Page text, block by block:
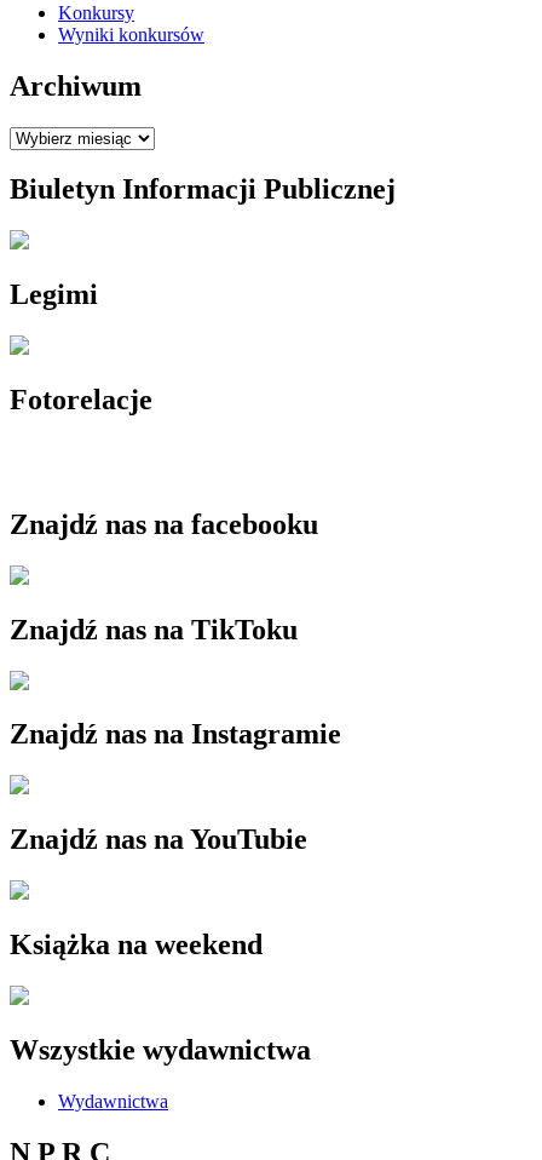
Konkursy
Wyniki konkursów
Archiwum
Archiwum
Biuletyn Informacji Publicznej
Legimi
Fotorelacje
Znajdź nas na facebooku
Znajdź nas na TikToku
Znajdź nas na Instagramie
Znajdź nas na YouTubie
Książka na weekend
Wszystkie wydawnictwa
Wydawnictwa
N P R C